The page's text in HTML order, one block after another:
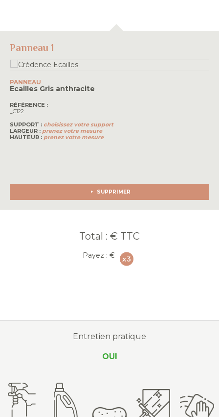
Panneau 1
PANNEAU
Ecailles Gris anthracite
RÉFÉRENCE :
_C122
SUPPORT : choisissez votre support
LARGEUR : prenez votre mesure
HAUTEUR : prenez votre mesure
SUPPRIMER
Total : € TTC
Payez :€
Entretien pratique
OUI